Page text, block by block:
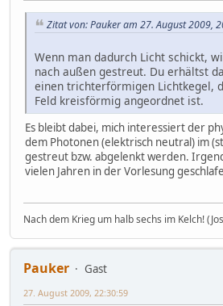
Zitat von: Pauker am 27. August 2009,
Wenn man dadurch Licht schickt,
nach außen gestreut. Du erhältst
einen trichterförmigen Lichtkegel,
Feld kreisförmig angeordnet ist.
Es bleibt dabei, mich interessiert der
dem Photonen (elektrisch neutral) im
gestreut bzw. abgelenkt werden.
vielen Jahren in der Vorlesung
Nach dem Krieg um halb sechs im Kelch!
Pauker
Gast
27. August 2009, 22:30:59